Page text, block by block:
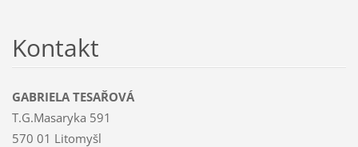
Kontakt
GABRIELA TESAŘOVÁ
T.G.Masaryka 591
570 01 Litomyšl